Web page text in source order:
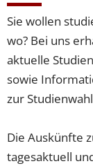
Sie wollen
wo? Bei uns
aktuelle
sowie
zur
Die Auskünfte
tagesaktuell